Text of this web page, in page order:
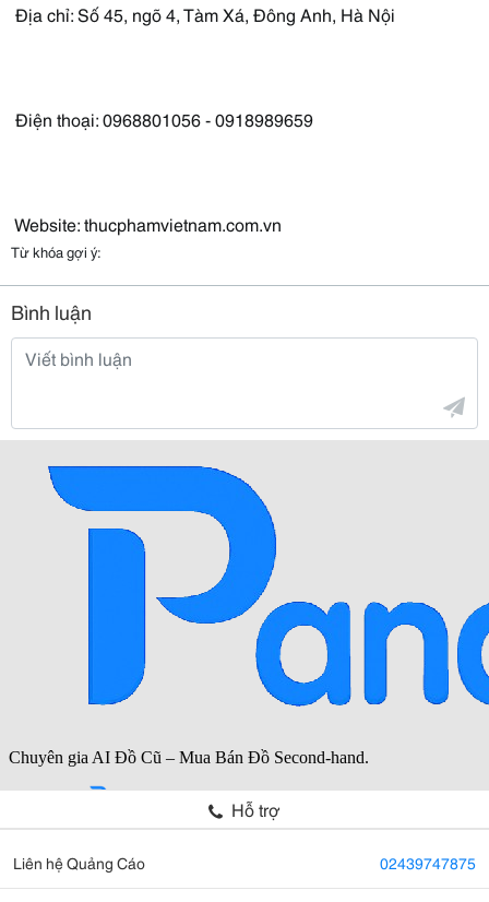
Địa chỉ: Số 45, ngõ 4, Tàm Xá, Đông Anh, Hà Nội
Điện thoại: 0968801056 - 0918989659
Website: thucphamvietnam.com.vn
Từ khóa gợi ý:
Bình luận
Hỗ trợ
Liên hệ Quảng Cáo 02439747875